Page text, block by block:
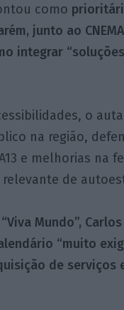
como
junto ao
integrar
o
na região,
e melhorias na
de
Mundo”,
“muito
de serviços